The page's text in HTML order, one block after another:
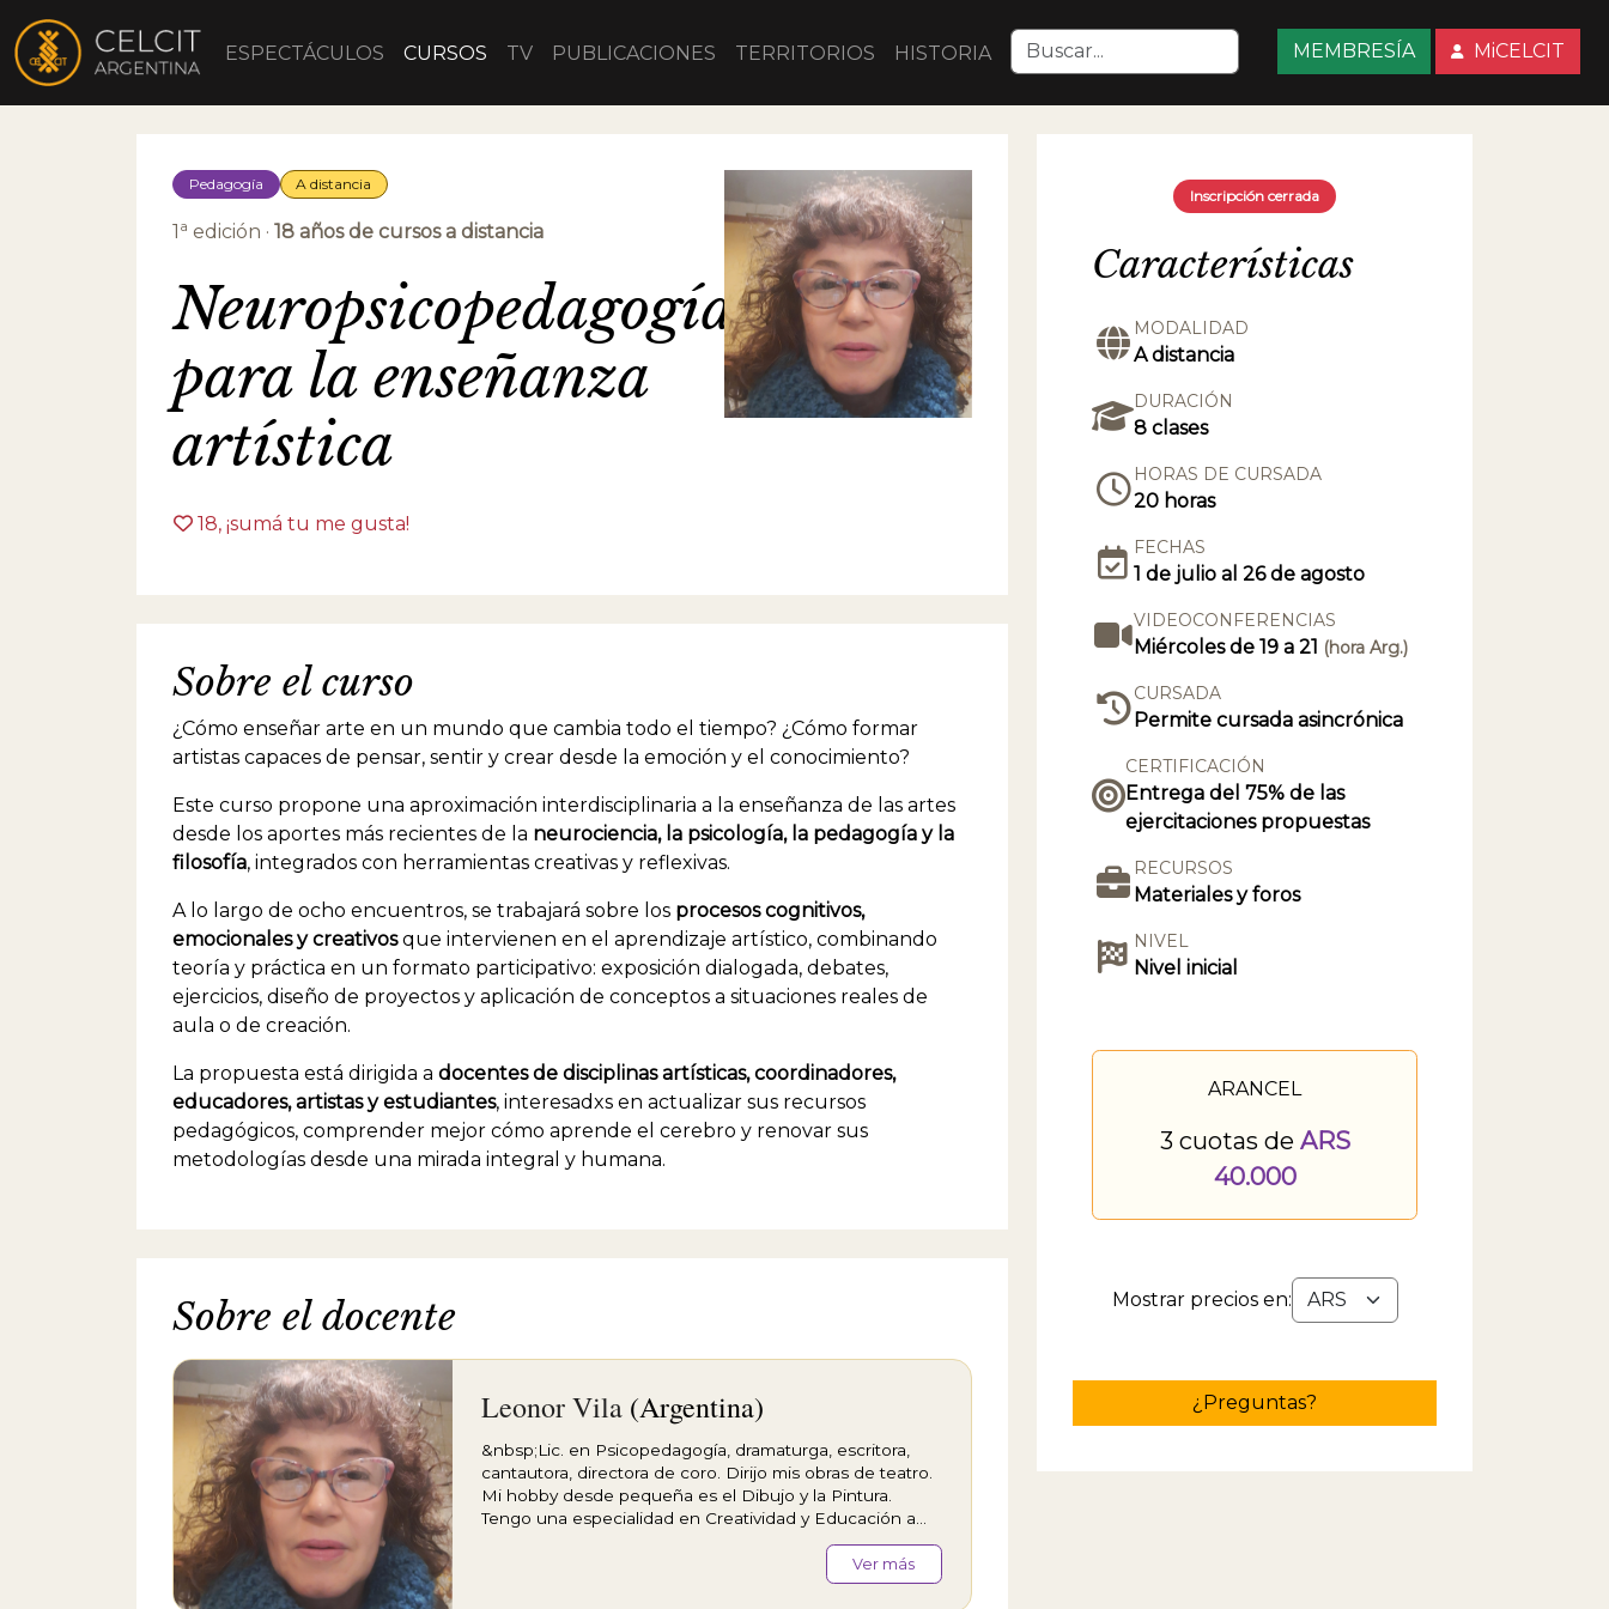
MEMBRESÍA MiCELCIT
ESPECTÁCULOS CURSOS TV PUBLICACIONES TERRITORIOS HISTORIA
Pedagogía A distancia
1 a edición · 18 años de cursos a distancia
Neuropsicopedagogía
para la enseñanza
artística
18, ¡sumá tu me gusta!
Inscripción cerrada
Características
MODALIDAD
A distancia
DURACIÓN
8 clases
HORAS DE CURSADA
20 horas
FECHAS
1 de julio al 26 de agosto
VIDEOCONFERENCIAS
Miércoles de 19 a 21 (hora Arg.)
CURSADA
Permite cursada asincrónica
CERTIFICACIÓN
Entrega del 75% de las
ejercitaciones propuestas
RECURSOS
Materiales y foros
NIVEL
Nivel inicial
ARANCEL
3 cuotas de ARS
40.000
Mostrar precios en:
¿Preguntas?
Sobre el curso
¿Cómo enseñar arte en un mundo que cambia todo el tiempo? ¿Cómo formar
artistas capaces de pensar, sentir y crear desde la emoción y el conocimiento?
Este curso propone una aproximación interdisciplinaria a la enseñanza de las artes
desde los aportes más recientes de la neurociencia, la psicología, la pedagogía y la
filosofía, integrados con herramientas creativas y reflexivas.
A lo largo de ocho encuentros, se trabajará sobre los procesos cognitivos,
emocionales y creativosque intervienen en el aprendizaje artístico, combinando
teoría y práctica en un formato participativo: exposición dialogada, debates,
ejercicios, diseño de proyectos y aplicación de conceptos a situaciones reales de
aula o de creación.
La propuesta está dirigida a docentes de disciplinas artísticas, coordinadores,
educadores, artistas y estudiantes, interesadxs en actualizar sus recursos
pedagógicos, comprender mejor cómo aprende el cerebro y renovar sus
metodologías desde una mirada integral y humana.
Sobre el docente
Leonor Vila (Argentina)
&nbsp;Lic. en Psicopedagogía, dramaturga, escritora,
cantautora, directora de coro. Dirijo mis obras de teatro.
Mi hobby desde pequeña es el Dibujo y la Pintura.
Tengo una especialidad en Creatividad y Educación a
Contemporánea &nbsp;y otra como coach ontológico
profesional. Por mis obras obtuve el Primer Premio
Ver más